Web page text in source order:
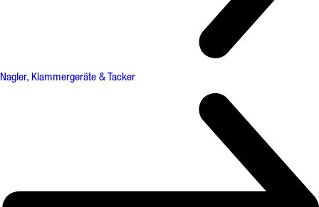
Nagler, Klammergeräte & Tacker